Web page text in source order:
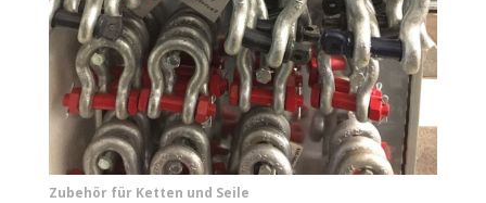
Zubehör für Ketten und Seile